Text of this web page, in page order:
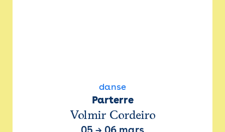
danse
Parterre
Volmir Cordeiro